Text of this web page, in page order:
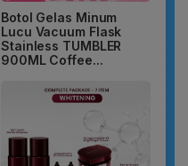
Botol Gelas Minum
Lucu Vacuum Flask
Stainless TUMBLER
900ML Coffee...